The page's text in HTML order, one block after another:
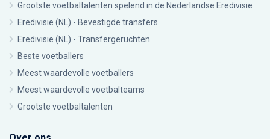
Grootste voetbaltalenten spelend in de Nederlandse Eredivisie
Eredivisie (NL) - Bevestigde transfers
Eredivisie (NL) - Transfergeruchten
Beste voetballers
Meest waardevolle voetballers
Meest waardevolle voetbalteams
Grootste voetbaltalenten